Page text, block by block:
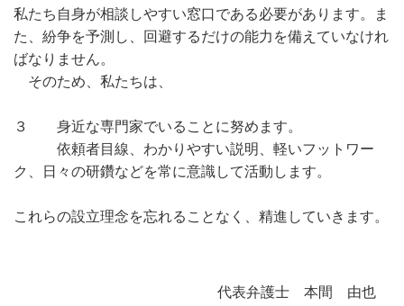
私たち自身が相談しやすい窓口である必要があります。ま
た、紛争を予測し、回避するだけの能力を備えていなけれ
ばなりません。
そのため、私たちは、
３ 身近な専門家でいることに努めます。
依頼者目線、わかりやすい説明、軽いフットワー
ク、日々の研鑽などを常に意識して活動します。
これらの設立理念を忘れることなく、精進していきます。
代表弁護士 本間 由也